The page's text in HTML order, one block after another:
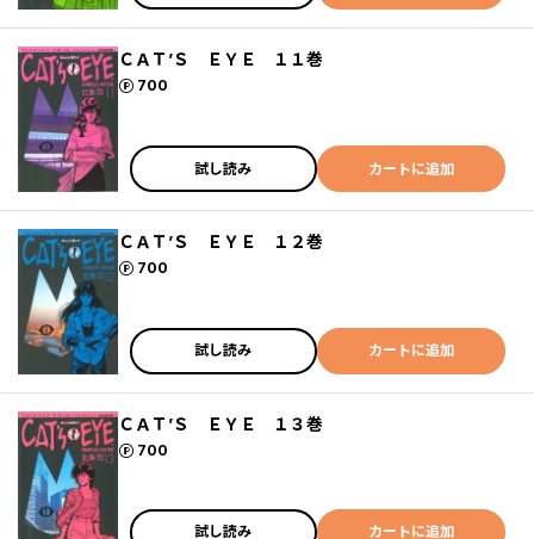
ＣＡＴ’Ｓ ＥＹＥ １１巻
700
ポイント
試し読み カートに追加
ＣＡＴ’Ｓ ＥＹＥ １２巻
700
ポイント
試し読み カートに追加
ＣＡＴ’Ｓ ＥＹＥ １３巻
700
ポイント
試し読み カートに追加